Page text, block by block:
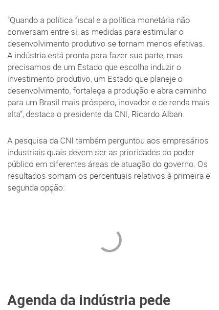
“Quando a política fiscal e a política monetária não
conversam entre si, as medidas para estimular o
desenvolvimento produtivo se tornam menos efetivas.
A indústria está pronta para fazer sua parte, mas
precisamos de um Estado que escolha induzir o
investimento produtivo, um Estado que planeje o
desenvolvimento, fortaleça a produção e abra caminho
para um Brasil mais próspero, inovador e de renda mais
alta”, destaca o presidente da CNI, Ricardo Alban.
A pesquisa da CNI também perguntou aos empresários
industriais quais devem ser as prioridades do poder
público em diferentes áreas de atuação do governo. Os
resultados somam os percentuais relativos à primeira e
segunda opção:
Agenda da indústria pede